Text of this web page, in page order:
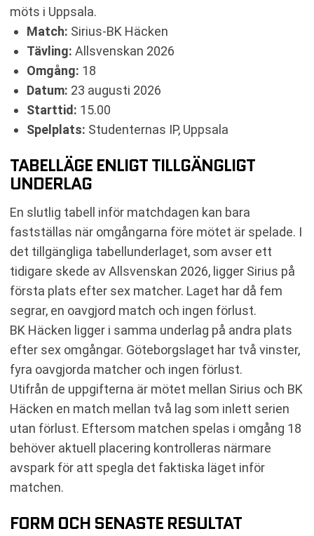
möts i Uppsala.
Match: Sirius-BK Häcken
Tävling: Allsvenskan 2026
Omgång: 18
Datum: 23 augusti 2026
Starttid: 15.00
Spelplats: Studenternas IP, Uppsala
TABELLÄGE ENLIGT TILLGÄNGLIGT
UNDERLAG
En slutlig tabell inför matchdagen kan bara
fastställas när omgångarna före mötet är spelade. I
det tillgängliga tabellunderlaget, som avser ett
tidigare skede av Allsvenskan 2026, ligger Sirius på
första plats efter sex matcher. Laget har då fem
segrar, en oavgjord match och ingen förlust.
BK Häcken ligger i samma underlag på andra plats
efter sex omgångar. Göteborgslaget har två vinster,
fyra oavgjorda matcher och ingen förlust.
Utifrån de uppgifterna är mötet mellan Sirius och BK
Häcken en match mellan två lag som inlett serien
utan förlust. Eftersom matchen spelas i omgång 18
behöver aktuell placering kontrolleras närmare
avspark för att spegla det faktiska läget inför
matchen.
FORM OCH SENASTE RESULTAT